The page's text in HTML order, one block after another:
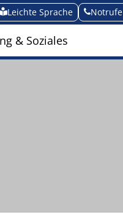
Leichte Sprache Notrufe
& Soziales